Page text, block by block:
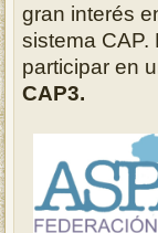
gran interés
sistema
participar en
CAP3.